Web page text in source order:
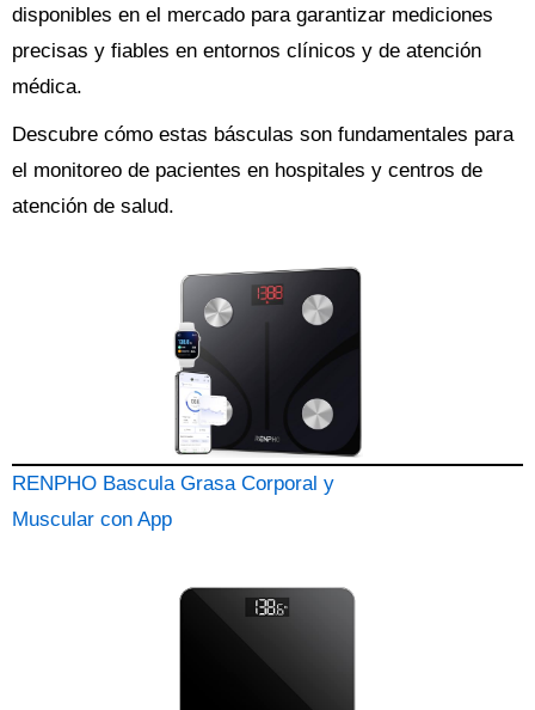
disponibles en el mercado para garantizar mediciones
precisas y fiables en entornos clínicos y de atención
médica.
Descubre cómo estas básculas son fundamentales para
el monitoreo de pacientes en hospitales y centros de
atención de salud.
RENPHO Bascula Grasa Corporal y
Muscular con App